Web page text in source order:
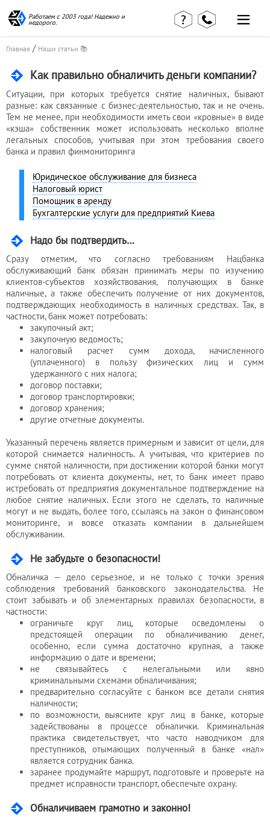
Работаем с 2003 года! Надежно и
недорого.
Главная / Наши статьи 📚
Как правильно обналичить деньги компании?
Ситуации, при которых требуется снятие наличных, бывают
разные: как связанные с бизнес-деятельностью, так и не очень.
Тем не менее, при необходимости иметь свои «кровные» в виде
«кэша» собственник может использовать несколько вполне
легальных способов, учитывая при этом требования своего
банка и правил финмониторинга
Юридическое обслуживание для бизнеса
Налоговый юрист
Помощник в аренду
Бухгалтерские услуги для предприятий Киева
Надо бы подтвердить…
Сразу отметим, что согласно требованиям Нацбанка
обслуживающий банк обязан принимать меры по изучению
клиентов-субъектов хозяйствования, получающих в банке
наличные, а также обеспечить получение от них документов,
подтверждающих необходимость в наличных средствах. Так, в
частности, банк может потребовать:
закупочный акт;
закупочную ведомость;
налоговый расчет сумм дохода, начисленного
(уплаченного) в пользу физических лиц и сумм
удержанного с них налога;
договор поставки;
договор транспортировки;
договор хранения;
другие отчетные документы.
Указанный перечень является примерным и зависит от цели, для
которой снимается наличность. А учитывая, что критериев по
сумме снятой наличности, при достижении которой банки могут
потребовать от клиента документы, нет, то банк имеет право
истребовать от предприятия документальное подтверждение на
любое снятие наличных. Если этого не сделать, то наличные
могут и не выдать, более того, ссылаясь на закон о финансовом
мониторинге, и вовсе отказать компании в дальнейшем
обслуживании.
Не забудьте о безопасности!
Обналичка — дело серьезное, и не только с точки зрения
соблюдения требований банковского законодательства. Не
стоит забывать и об элементарных правилах безопасности, в
частности:
ограничьте круг лиц, которые осведомлены о
предстоящей операции по обналичиванию денег,
особенно, если сумма достаточно крупная, а также
информацию о дате и времени;
не связывайтесь с нелегальными или явно
криминальными схемами обналичивания;
предварительно согласуйте с банком все детали снятия
наличности;
по возможности, выясните круг лиц в банке, которые
задействованы в процессе обналички. Криминальная
практика свидетельствует, что часто наводчиком для
преступников, отымающих полученный в банке «нал»
является сотрудник банка.
заранее продумайте маршрут, подготовьте и проверьте на
предмет исправности транспорт, обеспечьте охрану.
Обналичиваем грамотно и законно!
Главная
страница
Отзывы
клиентов
Вакансии
Наши статьи
КВЭД в
деталях
Наши
Калькулятор
Миграционные
услуги
Услуги
бухгалтера
Услуги
юриста
Услуги
регистратора
Кадровый
аутсорсинг
Лицензии
и
разрешения